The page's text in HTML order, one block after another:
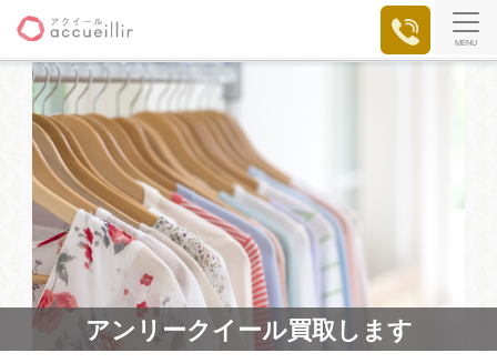
MENU
アンリークイール買取します